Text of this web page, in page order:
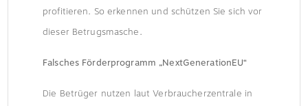
profitieren. So erkennen und schützen Sie sich vor
dieser Betrugsmasche.
Falsches Förderprogramm „NextGenerationEU“
Die Betrüger nutzen laut Verbraucherzentrale in